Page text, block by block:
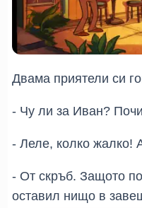
Двама приятели си
- Чу ли за Иван?
- Леле, колко жалко!
- От скръб. Защото
оставил нищо в